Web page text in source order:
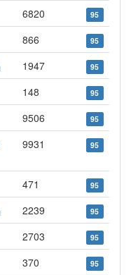
6820 95
866 95
1947 95
148 95
9506 95
9931 95
471 95
2239 95
2703 95
370 95